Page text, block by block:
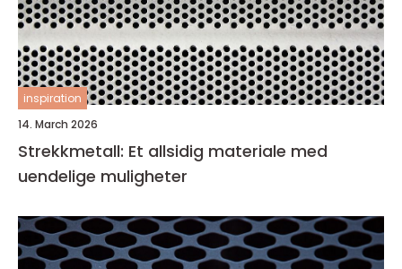
inspiration
14. March 2026
Strekkmetall: Et allsidig materiale med
uendelige muligheter